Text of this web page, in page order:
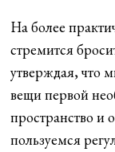
На более
стремится
утверждая, что
вещи первой
пространство и
пользуемся